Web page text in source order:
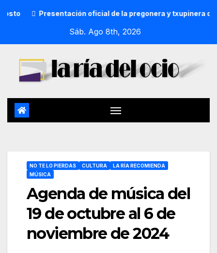
Presentación oficial de la pregonera y txupinera de Aste
Sáb. Ago 8th, 2026
NO TE LO PIERDAS CULTURA
LA RÍA RECOMIENDA
MÚSICA
Agenda de música del
19 de octubre al 6 de
noviembre de 2024